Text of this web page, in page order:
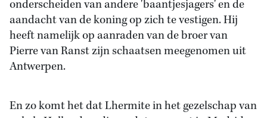
onderscheiden van andere 'baantjesjagers' en de
aandacht van de koning op zich te vestigen. Hij
heeft namelijk op aanraden van de broer van
Pierre van Ranst zijn schaatsen meegenomen uit
Antwerpen.
En zo komt het dat Lhermite in het gezelschap van